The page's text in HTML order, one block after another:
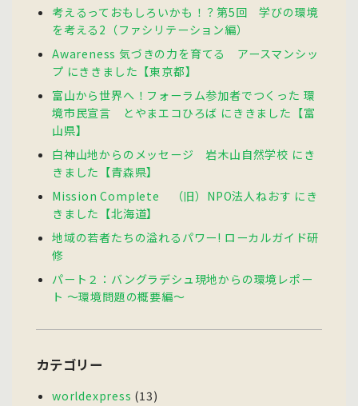
考えるっておもしろいかも！？第5回 学びの環境
を考える2（ファシリテーション編）
Awareness 気づきの力を育てる アースマンシッ
プ にききました【東京都】
富山から世界へ！フォーラム参加者でつくった 環
境市民宣言 とやまエコひろば にききました【富
山県】
白神山地からのメッセージ 岩木山自然学校 にき
きました【青森県】
Mission Complete （旧）NPO法人ねおす にき
きました【北海道】
地域の若者たちの溢れるパワー! ローカルガイド研
修
パート２：バングラデシュ現地からの環境レポー
ト 〜環境問題の概要編〜
カテゴリー
worldexpress (13)